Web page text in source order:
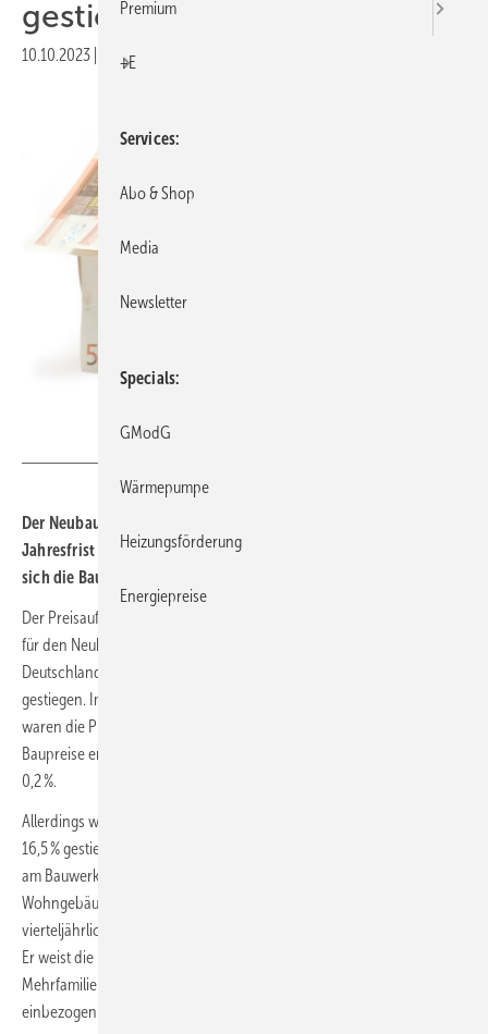
gestiegen
10.10.2023 Druckvorschau
Der Neubau von Wohngebäuden hat sich im August2023 binnen
Jahresfrist um 6,4 % verteuert. Gegenüber Mai 2023 erhöhten
sich die Baupreise um 0,2 %.
Der Preisauftrieb beim Bauen hat sich weiter verlangsamt. Die Preise
für den Neubau konventionell gefertigter Wohngebäude in
Deutschland sind im August 2023 um 6,4 % gegenüber August 2022
gestiegen. Im Mai 2023, dem vorherigen Berichtsmonat der Statistik,
waren die Preise im Vorjahresvergleich um 8,8 % gestiegen. Die
Baupreise erhöhten sich im August 2023 gegenüber Mai 2023 um
0,2 %.
Allerdings waren im August 2022 die Preise im Vorjahresvergleich um
16,5 % gestiegen. Alle Preisangaben beziehen sich auf Bauleistungen
am Bauwerk einschließlich Mehrwertsteuer. Der Baupreisindex für
Wohngebäude wird vom Statistischen Bundesamt (
vierteljährlich für Februar, Mai, August und November veröffentlicht.
Er weist die Entwicklung der Preise für individuell geplante Ein-und
Mehrfamilienhäuser nach. Hierbei wird jedoch nur das Bauwerk
einbezogen.
Premium
+E
Services
Abo & Shop
Media
Newsletter
Specials
GModG
Wärmepumpe
Heizungsförderung
Energiepreise